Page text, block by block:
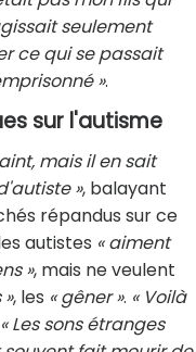
seulement
ce qui se passait
».
sur l'autisme
mais il en sait
», balayant
répandus sur ce
autistes « aiment
», mais ne veulent
, les « gêner ». « Voilà
« Les sons étranges